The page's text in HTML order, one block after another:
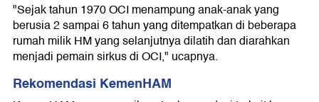
"Sejak tahun 1970 OCI menampung anak-anak yang
berusia 2 sampai 6 tahun yang ditempatkan di beberapa
rumah milik HM yang selanjutnya dilatih dan diarahkan
menjadi pemain sirkus di OCI," ucapnya.
Rekomendasi KemenHAM